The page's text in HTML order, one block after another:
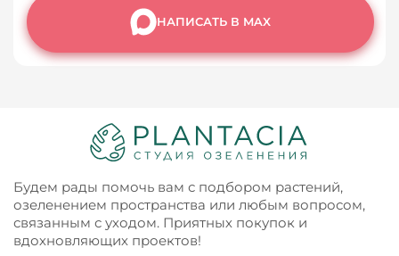
НАПИСАТЬ В MAX
Будем рады помочь вам с подбором растений,
озеленением пространства или любым вопросом,
связанным с уходом. Приятных покупок и
вдохновляющих проектов!